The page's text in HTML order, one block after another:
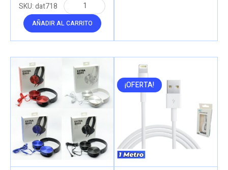
AÑADIR AL CARRITO
SKU:dat718
¡OFERTA!